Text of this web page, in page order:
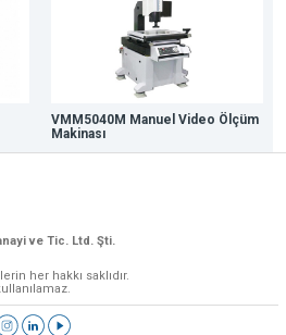
VMM5040M Manuel Video Ölçüm
Makinası
ve Tic. Ltd. Şti.
her hakkı saklıdır.